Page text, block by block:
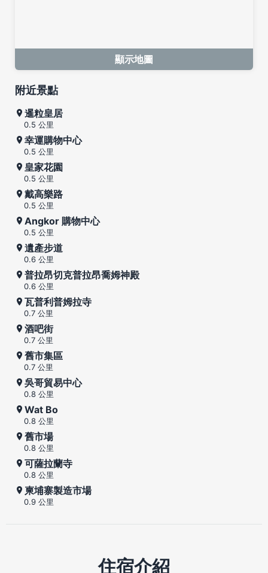
顯示地圖
附近景點
暹粒皇居
0.5 公里
幸運購物中心
0.5 公里
皇家花園
0.5 公里
戴高樂路
0.5 公里
Angkor 購物中心
0.5 公里
遺產步道
0.6 公里
普拉昂切克普拉昂喬姆神殿
0.6 公里
瓦普利普姆拉寺
0.7 公里
酒吧街
0.7 公里
舊市集區
0.7 公里
吳哥貿易中心
0.8 公里
Wat Bo
0.8 公里
舊市場
0.8 公里
可薩拉蘭寺
0.8 公里
柬埔寨製造市場
0.9 公里
住宿介紹